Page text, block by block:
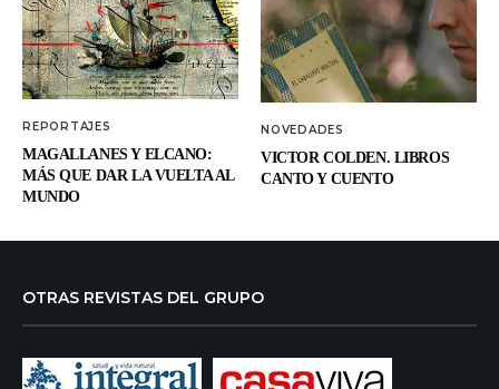
REPORTAJES
MAGALLANES Y ELCANO:
MÁS QUE DAR LA VUELTA AL
MUNDO
NOVEDADES
VICTOR COLDEN. LIBROS
CANTO Y CUENTO
OTRAS REVISTAS DEL GRUPO